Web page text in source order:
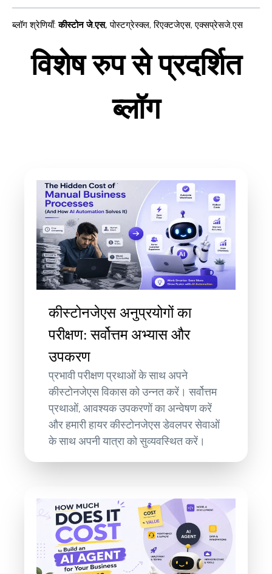
ब्लॉग श्रेणियाँ: कीस्टोन जे.एस, पोस्टग्रेस्क्ल,रिएक्टजेएस,एक्सप्रेसजे.एस
विशेष रुप से प्रदर्शित
ब्लॉग
कीस्टोनजेएस अनुप्रयोगों का
परीक्षण: सर्वोत्तम अभ्यास और
उपकरण
प्रभावी परीक्षण प्रथाओं के साथ अपने
कीस्टोनजेएस विकास को उन्नत करें। सर्वोत्तम
प्रथाओं, आवश्यक उपकरणों का अन्वेषण करें
और हमारी हायर कीस्टोनजेएस डेवलपर सेवाओं
के साथ अपनी यात्रा को सुव्यवस्थित करें।